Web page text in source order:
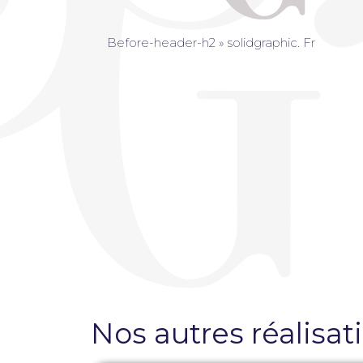
Création de site internet sur mesure
Brochures
Pose de film solaire et sécurité
Before-header-h2 » solidgraphic. Fr
Nos autres